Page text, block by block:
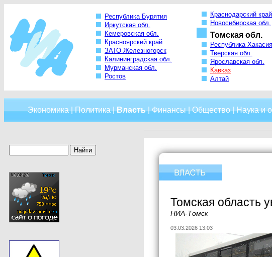
Республика Бурятия
Иркутская обл.
Кемеровская обл.
Красноярский край
ЗАТО Железногорск
Калининградская обл.
Мурманская обл.
Ростов
Краснодарский край
Новосибирская обл.
Томская обл.
Республика Хакасия
Тверская обл.
Ярославская обл.
Кавказ
Алтай
Экономика|Политика|Власть|Финансы|Общество|Наука и
Томская область
НИА-Томск
03.03.2026 13:03